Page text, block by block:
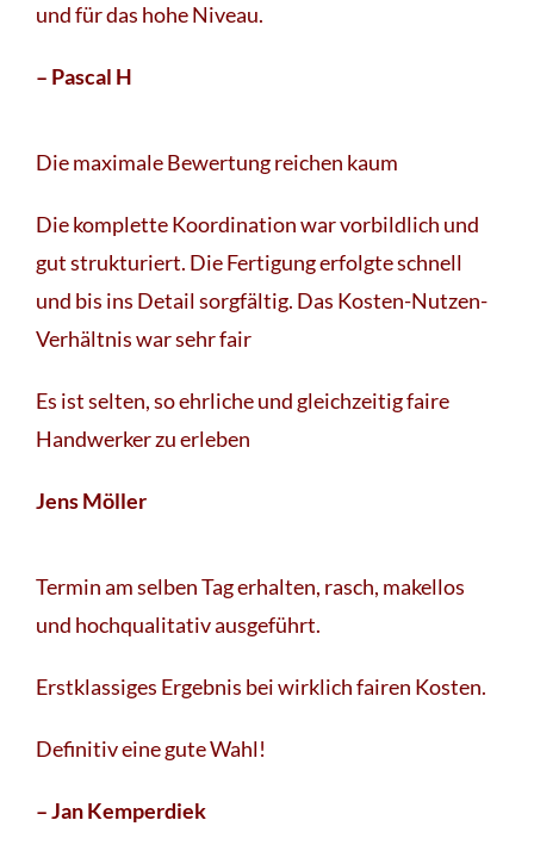
und für das hohe Niveau.
– Pascal H
Die maximale Bewertung reichen kaum
Die komplette Koordination war vorbildlich und
gut strukturiert. Die Fertigung erfolgte schnell
und bis ins Detail sorgfältig. Das Kosten-Nutzen-
Verhältnis war sehr fair
Es ist selten, so ehrliche und gleichzeitig faire
Handwerker zu erleben
Jens Möller
Termin am selben Tag erhalten, rasch, makellos
und hochqualitativ ausgeführt.
Erstklassiges Ergebnis bei wirklich fairen Kosten.
Definitiv eine gute Wahl!
– Jan Kemperdiek